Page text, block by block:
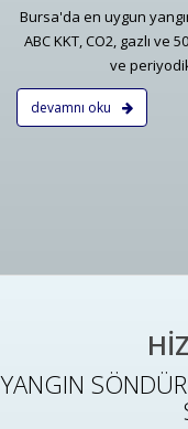
Bursa'da en uygun
ABC KKT, CO2, gazlı ve
ve
devamnı oku
YANGIN